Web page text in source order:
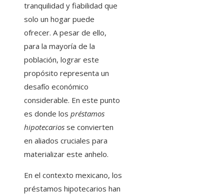
tranquilidad y fiabilidad que
solo un hogar puede
ofrecer. A pesar de ello,
para la mayoría de la
población, lograr este
propósito representa un
desafío económico
considerable. En este punto
es donde los préstamos
hipotecarios se convierten
en aliados cruciales para
materializar este anhelo.
En el contexto mexicano, los
préstamos hipotecarios han